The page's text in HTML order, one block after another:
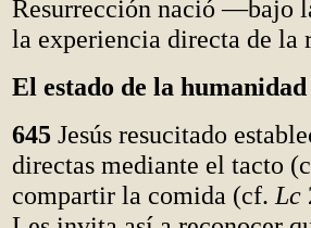
Resurrección nació —bajo
la experiencia directa de la
El estado de la
645 Jesús resucitado
directas mediante el tacto
compartir la comida (cf. Lc